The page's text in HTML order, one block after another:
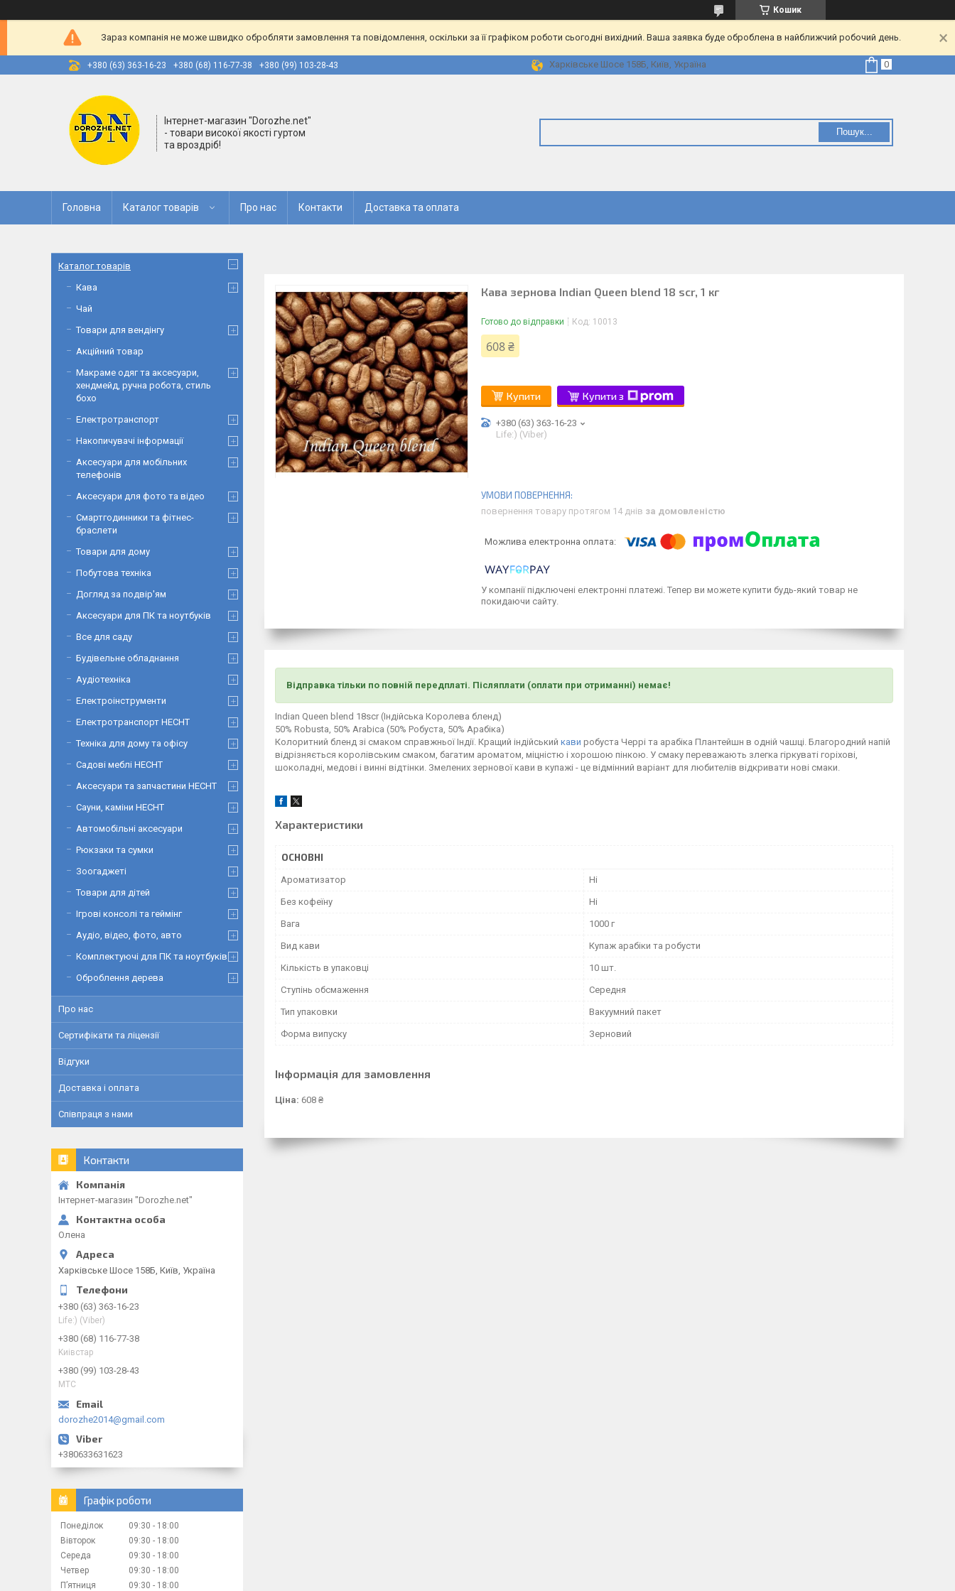
Кошик
Зараз компанія не може швидко обробляти замовлення та повідомлення, оскільки за її графіком роботи сьогодні вихідний. Ваша заявка буде оброблена в найближчий робочий день.
+380 (63) 363-16-23 +380 (68) 116-77-38 +380 (99) 103-28-43 Харківське Шосе 158Б, Київ, Україна
Інтернет-магазин "Dorozhe.net"
- товари високої якості гуртом
та вроздріб!
Пошук...
Головна Каталог товарів Про нас Контакти Доставка та оплата
Кава зернова Indian Queen blend 18 scr, 1 кг
Готово до відправки Код: 10013
608 ₴
Купити Купити з
+380 (63) 363-16-23
Life:) (Viber)
повернення товару протягом 14 днів за домовленістю
У компанії підключені електронні платежі. Тепер ви можете купити будь-який товар не
покидаючи сайту.
Відправка тільки по повній передплаті. Післяплати (оплати при отриманні) немає!
Indian Queen blend 18scr (Індійська Королева бленд)
50% Robusta, 50% Arabica (50% Робуста, 50% Арабіка)
Колоритний бленд зі смаком справжньої Індії. Кращий індійський кави робуста Черрі та арабіка Плантейшн в одній чашці. Благородний напій
відрізняється королівським смаком, багатим ароматом, міцністю і хорошою пінкою. У смаку переважають злегка гіркуваті горіхові,
шоколадні, медові і винні відтінки. Змелених зернової кави в купажі - це відмінний варіант для любителів відкривати нові смаки.
Характеристики
ОСНОВНІ
Ароматизатор Ні
Без кофеїну Ні
Вага 1000 г
Вид кави Купаж арабіки та робусти
Кількість в упаковці 10 шт.
Ступінь обсмаження Середня
Тип упаковки Вакуумний пакет
Форма випуску Зерновий
Інформація для замовлення
Ціна: 608 ₴
Каталог товарів
Кава
Чай
Товари для вендінгу
Акційний товар
Макраме одяг та аксесуари,
хендмейд, ручна робота, стиль
бохо
Електротранспорт
Накопичувачі інформації
Аксесуари для мобільних
телефонів
Аксесуари для фото та відео
Смартгодинники та фітнес-
браслети
Товари для дому
Побутова техніка
Догляд за подвір'ям
Аксесуари для ПК та ноутбуків
Все для саду
Будівельне обладнання
Аудіотехніка
Електроінструменти
Електротранспорт HECHT
Техніка для дому та офісу
Садові меблі HECHT
Аксесуари та запчастини HECHT
Сауни, каміни HECHT
Автомобільні аксесуари
Рюкзаки та сумки
Зоогаджеті
Товари для дітей
Ігрові консолі та геймінг
Аудіо, відео, фото, авто
Комплектуючі для ПК та ноутбуків
Оброблення дерева
Про нас
Сертифікати та ліцензії
Відгуки
Доставка і оплата
Співпраця з нами
Контакти
Інтернет-магазин "Dorozhe.net"
Олена
Харківське Шосе 158Б, Київ, Україна
+380 (63) 363-16-23
Life:) (Viber)
+380 (68) 116-77-38
Kиiвcтap
+380 (99) 103-28-43
МТС
dorozhe2014@gmail.com
+380633631623
Графік роботи
Понеділок 09:30
18:00
Вівторок
09:30
18:00
Середа
09:30
18:00
Четвер
09:30
18:00
Пʼятниця
09:30 18:00